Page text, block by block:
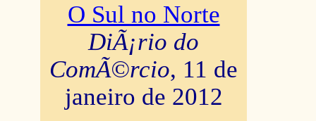
O Sul no Norte
DiÃ¡rio do
ComÃ©rcio, 11 de
janeiro de 2012